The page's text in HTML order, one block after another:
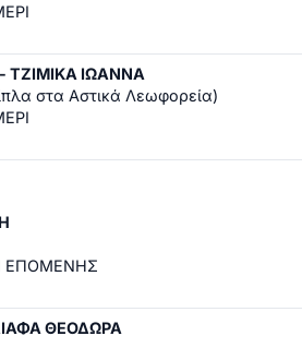
ΤΖΙΜΙΚΑ ΙΩΑΝΝΑ
στα Αστικά Λεωφορεία)
ΕΠΟΜΕΝΗΣ
ΘΕΟΔΩΡΑ